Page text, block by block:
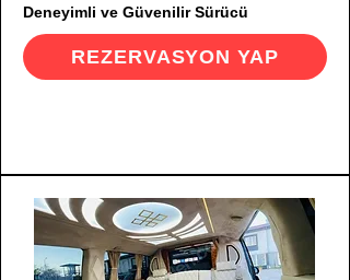
Deneyimli ve Güvenilir Sürücü
REZERVASYON YAP